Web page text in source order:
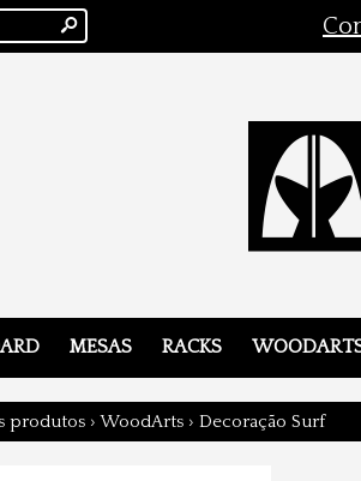
s
MESAS RACKS
produtos › WoodArts › Decoração Surf